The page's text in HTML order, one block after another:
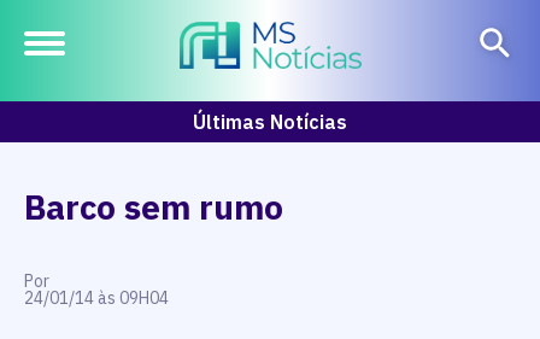
Últimas Notícias
Barco sem rumo
Por
24/01/14 às 09H04